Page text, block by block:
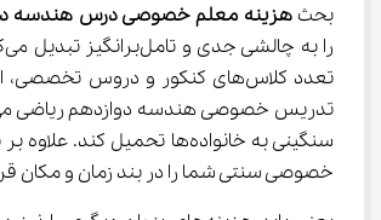
بحث هزینه معلم خصوصی درس هندسه
تعدد کلاس‌های کنکور و دروس
سنگینی به خانواده‌ها تحمیل کند.
خصوصی سنتی شما را در بند زمان و مکان قرار